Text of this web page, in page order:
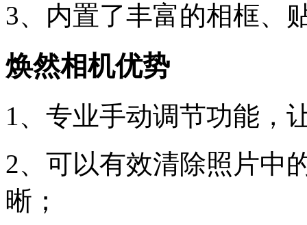
3、内置了丰富的相框、
焕然相机优势
1、专业手动调节功能，
2、可以有效清除照片中
晰；